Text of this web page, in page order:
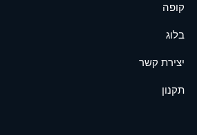
קופה
בלוג
יצירת קשר
תקנון